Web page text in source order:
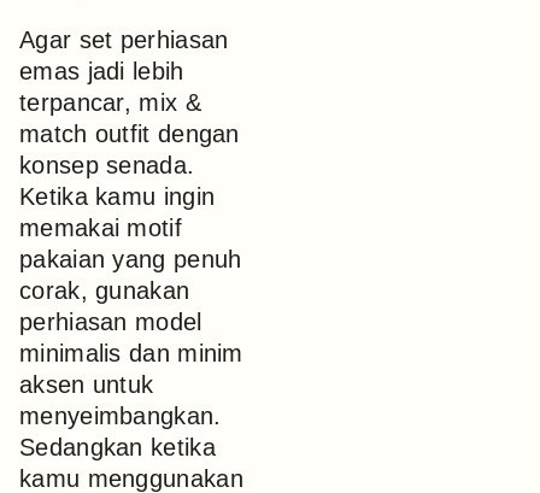
Agar set perhiasan
emas jadi lebih
terpancar, mix &
match outfit dengan
konsep senada.
Ketika kamu ingin
memakai motif
pakaian yang penuh
corak, gunakan
perhiasan model
minimalis dan minim
aksen untuk
menyeimbangkan.
Sedangkan ketika
kamu menggunakan